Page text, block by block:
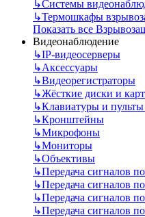
↳Системы
↳Термошкафы
Показать все
Видеонаблюдение
↳IP-видеосерверы
↳Аксессуары
↳Видеорегистраторы
↳Жёсткие диски и
↳Клавиатуры и
↳Кронштейны
↳Микрофоны
↳Мониторы
↳Объективы
↳Передача сигналов
↳Передача сигналов
↳Передача сигналов
↳Передача сигналов